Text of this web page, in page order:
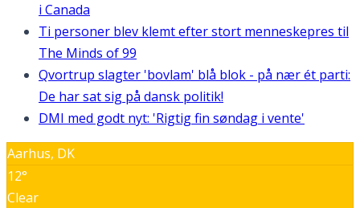
i Canada
Ti personer blev klemt efter stort menneskepres til
The Minds of 99
Qvortrup slagter 'bovlam' blå blok - på nær ét parti:
De har sat sig på dansk politik!
DMI med godt nyt: 'Rigtig fin søndag i vente'
Aarhus, DK
12°
Clear